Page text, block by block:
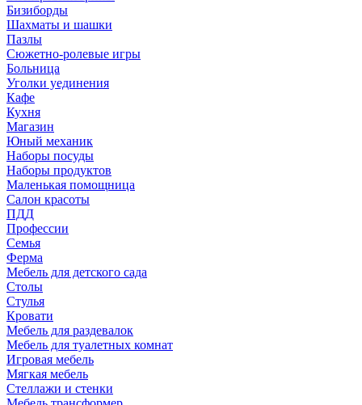
Бизиборды
Шахматы и шашки
Пазлы
Сюжетно-ролевые игры
Больница
Уголки уединения
Кафе
Кухня
Магазин
Юный механик
Наборы посуды
Наборы продуктов
Маленькая помощница
Салон красоты
ПДД
Профессии
Семья
Ферма
Мебель для детского сада
Столы
Cтулья
Кровати
Мебель для раздевалок
Мебель для туалетных комнат
Игровая мебель
Мягкая мебель
Стеллажи и стенки